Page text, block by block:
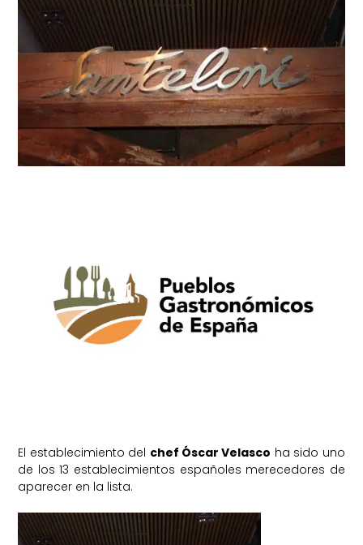
El establecimiento del chef Óscar Velasco ha sido uno
de los 13 establecimientos españoles merecedores de
aparecer en la lista.